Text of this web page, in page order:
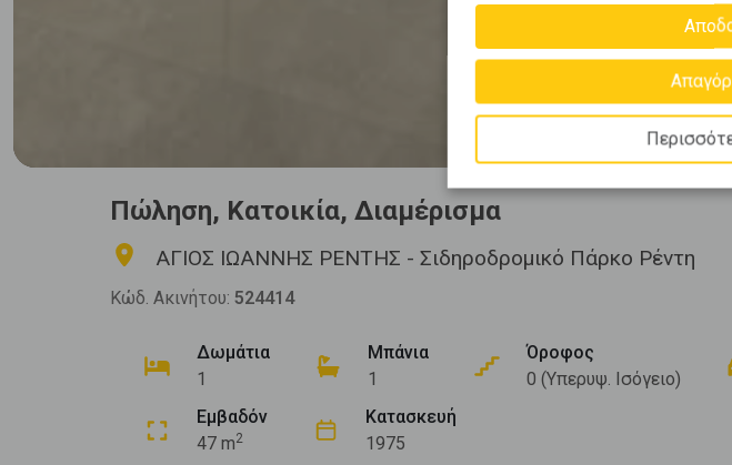
Πώληση, Κατοικία, Διαμέρισμα
ΑΓΙΟΣ ΙΩΑΝΝΗΣ ΡΕΝΤΗΣ - Σιδηροδρομικό Πάρκο Ρέντη
Κώδ. Ακινήτου: 524414
Δωμάτια
1
Μπάνια
1
Όροφος
0 (Υπερυψ. Ισόγειο)
Εμβαδόν
47 m2
Κατασκευή
1975